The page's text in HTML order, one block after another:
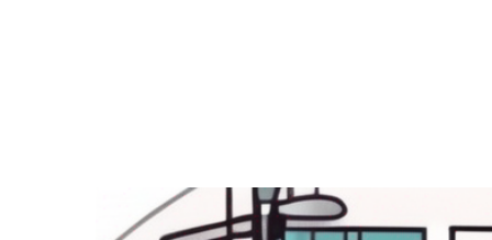
grösseres